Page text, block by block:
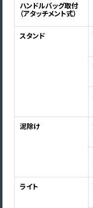
ハンドルバッグ取付
（アタッチメント式）
スタンド
泥除け
ライト